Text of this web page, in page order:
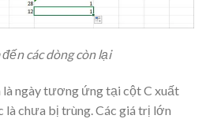
các dòng còn lại
là ngày tương ứng tại cột C xuất
là chưa bị trùng. Các giá trị lớn